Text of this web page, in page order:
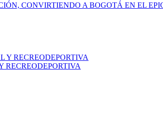
CONVIRTIENDO A BOGOTÁ EN EL
RECREODEPORTIVA